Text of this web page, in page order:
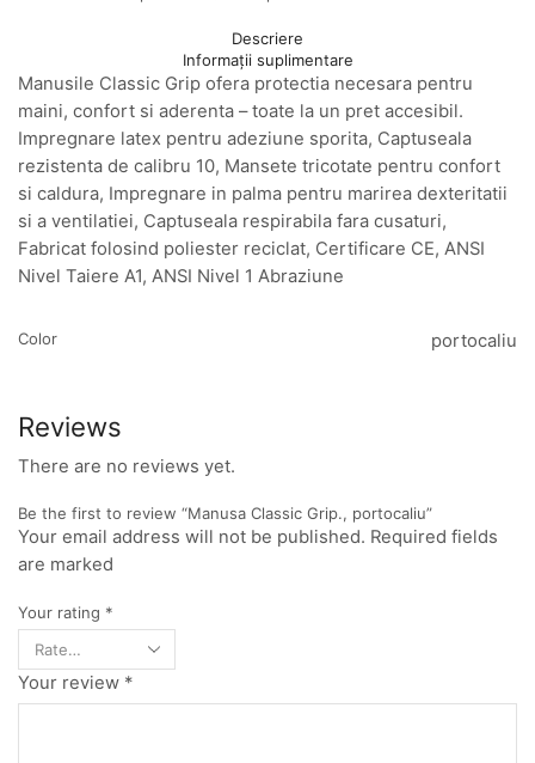
Descriere
Informații suplimentare
Manusile Classic Grip ofera protectia necesara pentru
maini, confort si aderenta – toate la un pret accesibil.
Impregnare latex pentru adeziune sporita, Captuseala
rezistenta de calibru 10, Mansete tricotate pentru confort
si caldura, Impregnare in palma pentru marirea dexteritatii
si a ventilatiei, Captuseala respirabila fara cusaturi,
Fabricat folosind poliester reciclat, Certificare CE, ANSI
Nivel Taiere A1, ANSI Nivel 1 Abraziune
Color portocaliu
Reviews
There are no reviews yet.
Be the first to review “Manusa Classic Grip., portocaliu”
Your email address will not be published. Required fields
are marked
Your rating *
Your review *